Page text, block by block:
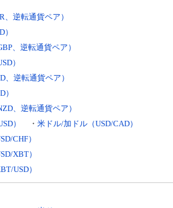
、逆転通貨ペア）
、逆転通貨ペア）
）
、逆転通貨ペア）
、逆転通貨ペア）
） ・ 米ドル/加ドル（USD/CAD）
CHF）
XBT）
USD）